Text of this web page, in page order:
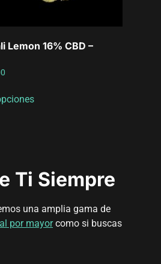
Lemon 16% CBD –
Ti Siempre
una amplia gama de
por mayorcomo si buscas